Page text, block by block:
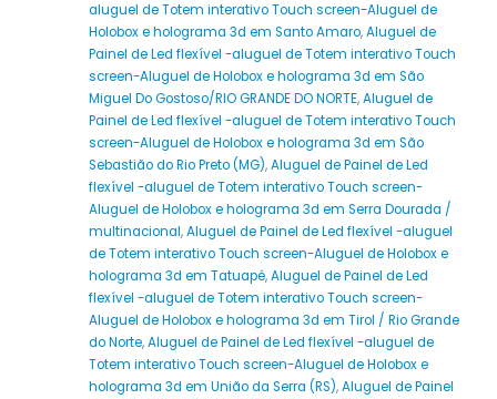
aluguel de Totem interativo Touch screen-Aluguel de
Holobox e holograma 3d em Santo Amaro,Aluguel de
Painel de Led flexível -aluguel de Totem interativo Touch
screen-Aluguel de Holobox e holograma 3d em São
Miguel Do Gostoso/RIO GRANDE DO NORTE,Aluguel de
Painel de Led flexível -aluguel de Totem interativo Touch
screen-Aluguel de Holobox e holograma 3d em São
Sebastião do Rio Preto (MG),Aluguel de Painel de Led
flexível -aluguel de Totem interativo Touch screen-
Aluguel de Holobox e holograma 3d em Serra Dourada /
multinacional,Aluguel de Painel de Led flexível -aluguel
de Totem interativo Touch screen-Aluguel de Holobox e
holograma 3d em Tatuapé,Aluguel de Painel de Led
flexível -aluguel de Totem interativo Touch screen-
Aluguel de Holobox e holograma 3d em Tirol / Rio Grande
do Norte,Aluguel de Painel de Led flexível -aluguel de
Totem interativo Touch screen-Aluguel de Holobox e
holograma 3d em União da Serra (RS),Aluguel de Painel